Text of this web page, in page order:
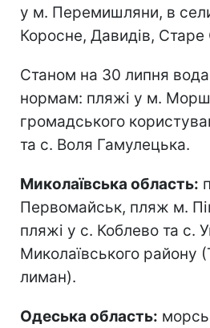
у м. Перемишляни, в
Коросне, Давидів, Старе
Станом на 30 липня вода
нормам: пляжі у м.
громадського
та с. Воля Гамулецька.
Миколаївська область:
Первомайськ, пляж м.
пляжі у с. Коблево та с.
Миколаївського району
лиман).
Одеська область: